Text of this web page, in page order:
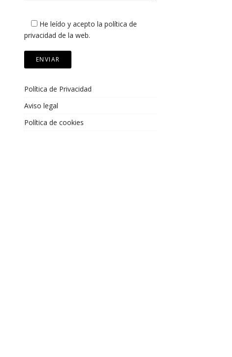
He leído y acepto la política de
privacidad de la web.
Política de Privacidad
Aviso legal
Política de cookies